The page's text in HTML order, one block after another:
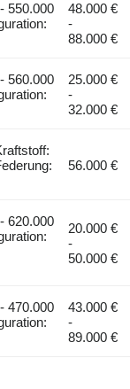
550.000
48.000 €
-
88.000 €
560.000
25.000 €
-
32.000 €
56.000 €
620.000
20.000 €
-
50.000 €
470.000
43.000 €
-
89.000 €